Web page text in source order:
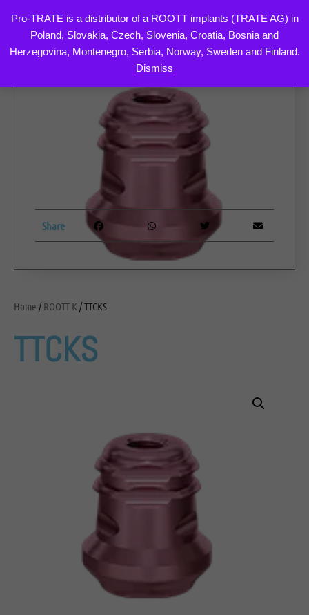
Pro-TRATE is a distributor of a ROOTT implants (TRATE AG) in
Poland, Slovakia, Czech, Slovenia, Croatia, Bosnia and
Herzegovina, Montenegro, Serbia, Norway, Sweden and Finland.
Dismiss
to
Home /ROOTT K / TTCKS
TTCKS
Share